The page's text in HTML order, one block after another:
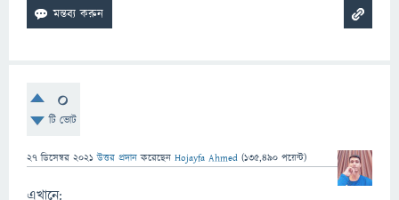
0
টি ভোট
27 ডিসেম্বর 2021 উত্তর প্রদান করেছেন Hojayfa Ahmed (135,490 পয়েন্ট)
এখানে: